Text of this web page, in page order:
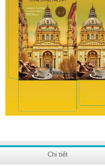
Chi tiết